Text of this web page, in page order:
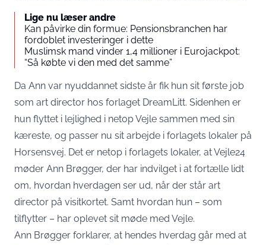
Lige nu læser andre
Kan påvirke din formue: Pensionsbranchen har
fordoblet investeringer i dette
Muslimsk mand vinder 1,4 millioner i Eurojackpot:
“Så købte vi den med det samme”
Da Ann var nyuddannet sidste år fik hun sit første job
som art director hos forlaget DreamLitt. Sidenhen er
hun flyttet i lejlighed i netop Vejle sammen med sin
kæreste, og passer nu sit arbejde i forlagets lokaler på
Horsensvej. Det er netop i forlagets lokaler, at Vejle24
møder Ann Brøgger, der har indvilget i at fortælle lidt
om, hvordan hverdagen ser ud, når der står art
director på visitkortet. Samt hvordan hun – som
tilflytter – har oplevet sit møde med Vejle.
Ann Brøgger forklarer, at hendes hverdag går med at